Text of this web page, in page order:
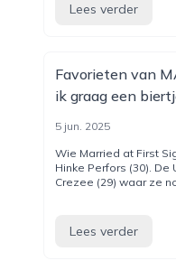
Lees verder
Favorieten van
ik graag een
5 jun. 2025
Wie Married at First
Hinke Perfors (30).
Crezee (29) waar ze
Lees verder